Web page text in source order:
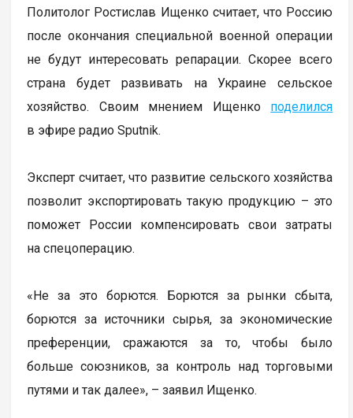
Политолог Ростислав Ищенко считает, что Россию
после окончания специальной военной операции
не будут интересовать репарации. Скорее всего
страна будет развивать на Украине сельское
хозяйство. Своим мнением Ищенко поделился
в эфире радио Sputnik.
Эксперт считает, что развитие сельского хозяйства
позволит экспортировать такую продукцию – это
поможет России компенсировать свои затраты
на спецоперацию.
«Не за это борются. Борются за рынки сбыта,
борются за источники сырья, за экономические
преференции, сражаются за то, чтобы было
больше союзников, за контроль над торговыми
путями и так далее», – заявил Ищенко.